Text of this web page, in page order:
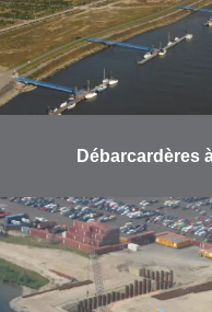
Débarcardères
Fourniture et
de pontons flottants
ponts (longueur
plus grande
à la …